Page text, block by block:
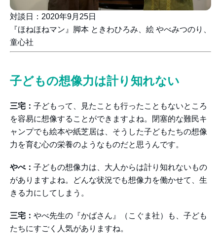
対談日：2020年9月25日
『ほねほねマン』脚本 ときわひろみ、絵 やべみつのり、
童心社
子どもの想像力は計り知れない
三宅： 子どもって、見たことも行ったこともないところ
を容易に想像することができますよね。閉塞的な難民キ
ャンプでも絵本や紙芝居は、そうした子どもたちの想像
力を育む心の栄養のようなものだと思うんです。
やべ： 子どもの想像力は、大人からは計り知れないもの
がありますよね。どんな状況でも想像力を働かせて、生
きる力にしてしまう。
三宅： やべ先生の『かばさん』（こぐま社）も、子ども
たちにすごく人気がありますね。